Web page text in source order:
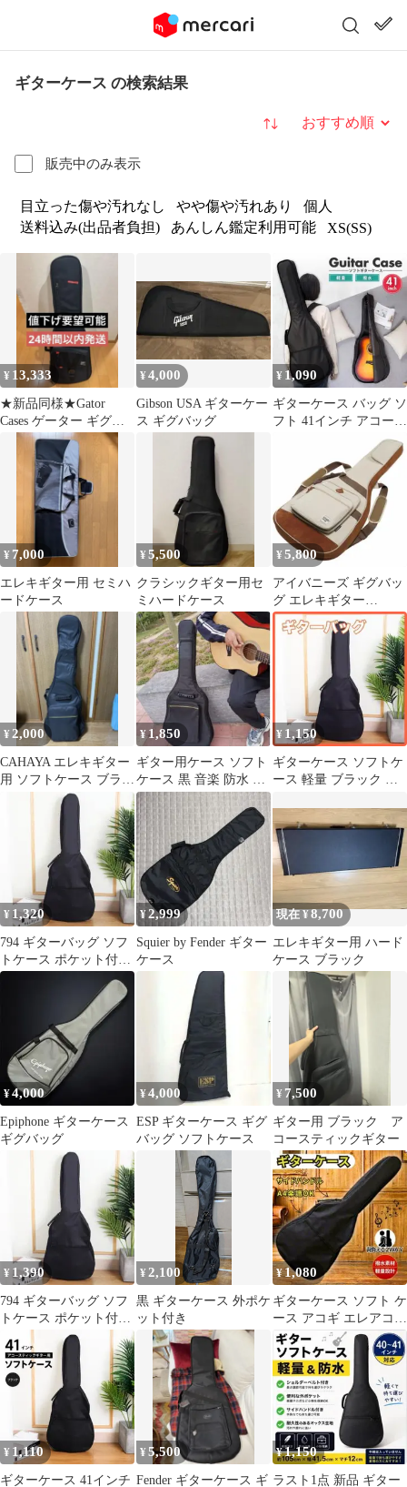
ギターケース の検索結果
販売中のみ表示
並び替え
目立った傷や汚れなし やや傷や汚れあり
個人
送料込み(出品者負担)
あんしん鑑定利用可能 XS(SS)
¥ 13,333
★新品同様★Gator
Cases ゲーター ギグバ
ッグ ★
¥4,000
Gibson USA ギターケー
ス ギグバッグ
¥ 1,090
ギターケース バッグ ソ
フト 41インチ アコース
ティックギター 楽器 エ
¥ 7,000
エレキギター用 セミハ
ードケース
¥5,500
クラシックギター用セ
ミハードケース
¥ 5,800
アイバニーズ ギグバッ
グ エレキギター
IGB541-BE ベージュ
¥2,000
CAHAYA エレキギター
用 ソフトケース ブラッ
¥1,850
ギター用ケース ソフト
ケース 黒 音楽 防水 バ
ンドアコギ エレキギタ
ー
¥ 1,150
ギターケース ソフトケ
ース 軽量 ブラック 黒
¥ 1,320
794 ギターバッグ ソフ
トケース ポケット付き
ショルダー 楽器アクセ
¥2,999
Squier by Fender ギター
ケース
現在 ¥8,700
エレキギター用 ハード
ケース ブラック
¥4,000
Epiphone ギターケース
ギグバッグ
¥4,000
ESP ギターケース ギグ
バッグ ソフトケース
¥ 7,500
ギター用 ブラック ア
コースティックギター
¥ 1,390
794 ギターバッグ ソフ
トケース ポケット付き
ショルダー 楽器アクセ
サリー
¥ 2,100
黒 ギターケース 外ポケ
ット付き
¥1,080
ギターケース ソフト ケ
ース アコギ エレアコ
軽量 撥水 ブラック 41
インチ
¥ 1,110
ギターケース 41インチ
¥5,500
Fender ギターケース ギ
¥1,150
ラスト1点 新品 ギター